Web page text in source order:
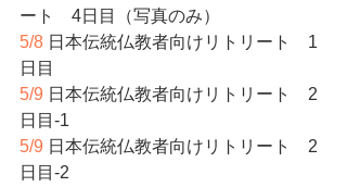
ート　4日目（写真のみ）
5/8 日本伝統仏教者向けリトリート　1
日目
5/9 日本伝統仏教者向けリトリート　2
日目-1
5/9 日本伝統仏教者向けリトリート　2
日目-2